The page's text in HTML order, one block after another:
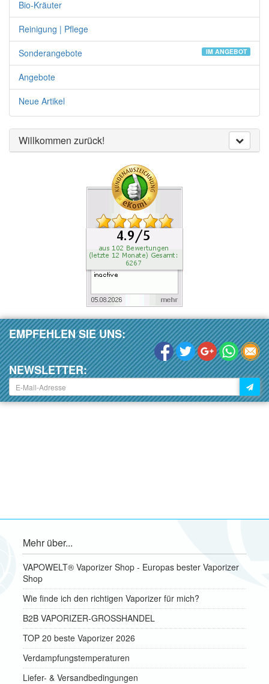
Bio-Kräuter
Reinigung | Pflege
Sonderangebote
IM ANGEBOT
Angebote
Neue Artikel
Willkommen zurück!
EMPFEHLEN SIE UNS:
NEWSLETTER:
Mehr über...
VAPOWELT® Vaporizer Shop - Europas bester Vaporizer
Shop
Wie finde ich den richtigen Vaporizer für mich?
B2B VAPORIZER-GROSSHANDEL
TOP 20 beste Vaporizer 2026
Verdampfungstemperaturen
Liefer- & Versandbedingungen